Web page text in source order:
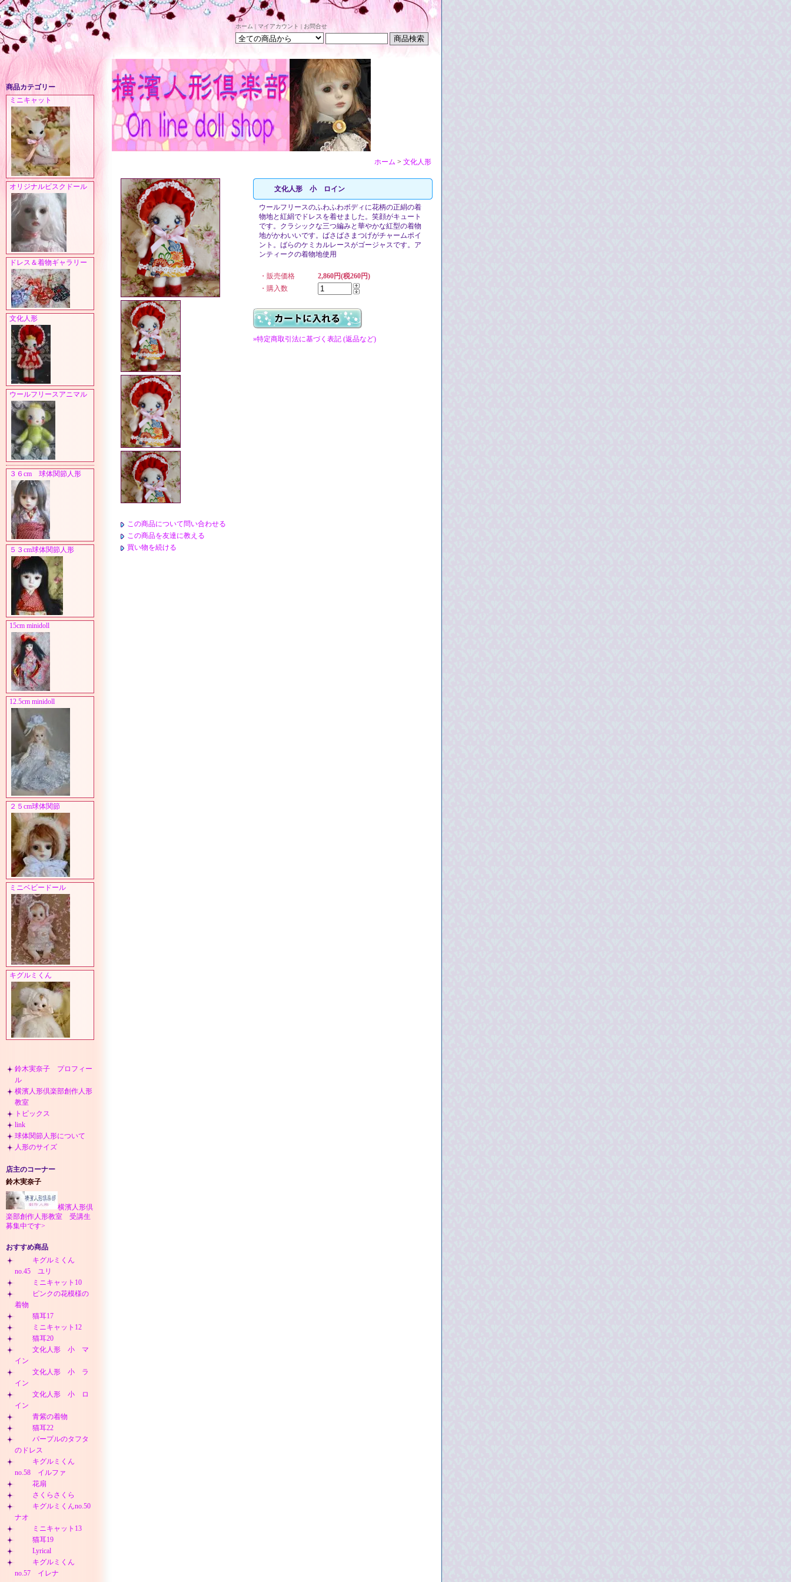
ホーム | マイアカウント | お問合せ
商品カテゴリー
ミニキャット
オリジナルビスクドール
ドレス＆着物ギャラリー
文化人形
ウールフリースアニマル
３６cm 球体関節人形
５３cm球体関節人形
15cm minidoll
12.5cm minidoll
２５cm球体関節
ミニベビードール
キグルミくん
鈴木実奈子 プロフィー
ル
横濱人形倶楽部創作人形
教室
トピックス
link
球体関節人形について
人形のサイズ
店主のコーナー
鈴木実奈子
横濱人形倶
楽部創作人形教室 受講生
募集中です>
おすすめ商品
キグルミくん
no.45 ユリ
ミニキャット10
ピンクの花模様の
着物
猫耳17
ミニキャット12
猫耳20
文化人形 小 マ
イン
文化人形 小 ラ
イン
文化人形 小 ロ
イン
青紫の着物
猫耳22
パープルのタフタ
のドレス
キグルミくん
no.58 イルファ
花扇
さくらさくら
キグルミくんno.50
ナオ
ミニキャット13
猫耳19
Lyrical
キグルミくん
no.57 イレナ
ホーム > 文化人形
この商品について問い合わせる
この商品を友達に教える
買い物を続ける
文化人形 小 ロイン
ウールフリースのふわふわボディに花柄の正絹の着
物地と紅絹でドレスを着せました。笑顔がキュート
です。クラシックな三つ編みと華やかな紅型の着物
地がかわいいです。ばさばさまつげがチャームポイ
ント。ばらのケミカルレースがゴージャスです。ア
ンティークの着物地使用
・販売価格
2,860円(税260円)
・購入数
»特定商取引法に基づく表記 (返品など)